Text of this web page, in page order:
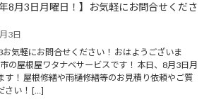
年8月3日月曜日！】お気軽にお問合せくださ
3日
気軽にお問合せください！ おはようございま
の屋根屋ワタナベサービスです！ 本日、8月3日月
す！ 屋根修繕や雨樋修繕等のお見積り依頼やご質
さい！ […]